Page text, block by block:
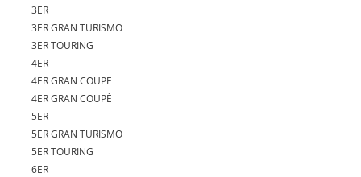
3ER
3ER GRAN TURISMO
3ER TOURING
4ER
4ER GRAN COUPE
4ER GRAN COUPÉ
5ER
5ER GRAN TURISMO
5ER TOURING
6ER